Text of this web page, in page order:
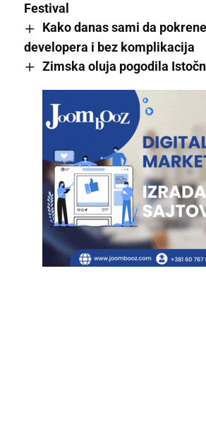
Festival
Kako danas sami da
developera i bez komplikacija
Zimska oluja pogodila